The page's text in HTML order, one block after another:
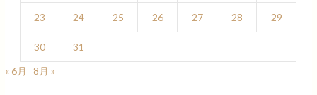
23 24 25 26 27 28 29
30
31
« 6月
8月 »